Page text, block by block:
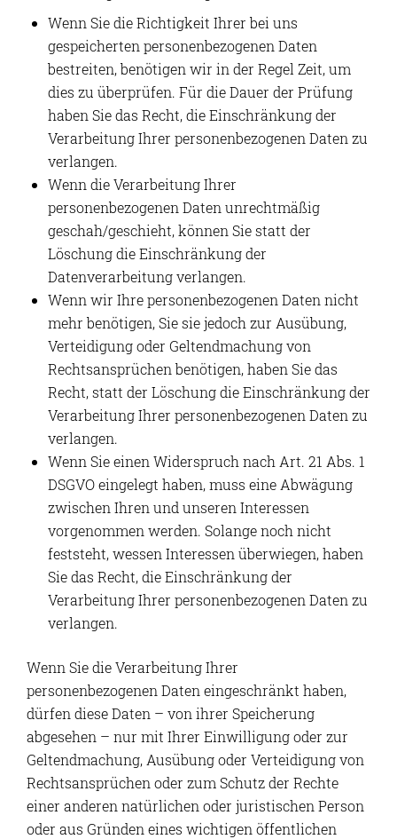
Wenn Sie die Richtigkeit Ihrer bei uns
gespeicherten personenbezogenen Daten
bestreiten, benötigen wir in der Regel Zeit, um
dies zu überprüfen. Für die Dauer der Prüfung
haben Sie das Recht, die Einschränkung der
Verarbeitung Ihrer personenbezogenen Daten zu
verlangen.
Wenn die Verarbeitung Ihrer
personenbezogenen Daten unrechtmäßig
geschah/geschieht, können Sie statt der
Löschung die Einschränkung der
Datenverarbeitung verlangen.
Wenn wir Ihre personenbezogenen Daten nicht
mehr benötigen, Sie sie jedoch zur Ausübung,
Verteidigung oder Geltendmachung von
Rechtsansprüchen benötigen, haben Sie das
Recht, statt der Löschung die Einschränkung der
Verarbeitung Ihrer personenbezogenen Daten zu
verlangen.
Wenn Sie einen Widerspruch nach Art. 21 Abs. 1
DSGVO eingelegt haben, muss eine Abwägung
zwischen Ihren und unseren Interessen
vorgenommen werden. Solange noch nicht
feststeht, wessen Interessen überwiegen, haben
Sie das Recht, die Einschränkung der
Verarbeitung Ihrer personenbezogenen Daten zu
verlangen.
Wenn Sie die Verarbeitung Ihrer
personenbezogenen Daten eingeschränkt haben,
dürfen diese Daten – von ihrer Speicherung
abgesehen – nur mit Ihrer Einwilligung oder zur
Geltendmachung, Ausübung oder Verteidigung von
Rechtsansprüchen oder zum Schutz der Rechte
einer anderen natürlichen oder juristischen Person
oder aus Gründen eines wichtigen öffentlichen